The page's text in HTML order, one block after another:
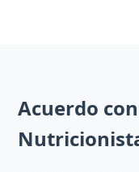
Acuerdo